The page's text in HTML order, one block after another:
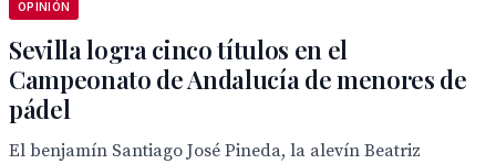
OPINIÓN
Sevilla logra cinco títulos en el
Campeonato de Andalucía de menores de
pádel
El benjamín Santiago José Pineda, la alevín Beatriz